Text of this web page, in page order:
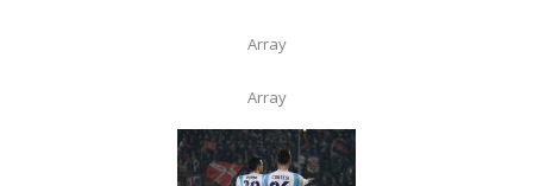
Array
Array